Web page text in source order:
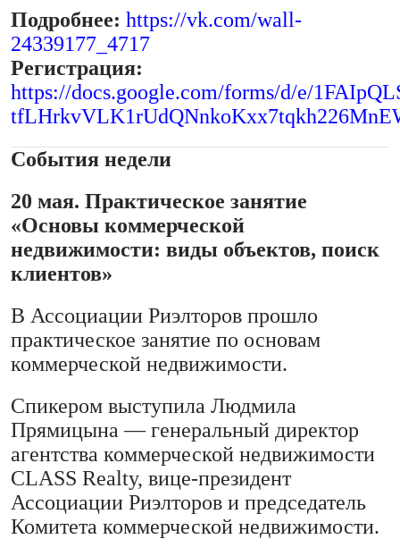
Подробнее: https://vk.com/wall-
24339177_4717
Регистрация:
https://docs.google.com/forms/d/e/
События недели
20 мая. Практическое занятие
«Основы коммерческой
недвижимости: виды объектов, поиск
клиентов»
В Ассоциации Риэлторов прошло
практическое занятие по основам
коммерческой недвижимости.
Спикером выступила Людмила
Прямицына — генеральный директор
агентства коммерческой недвижимости
CLASS Realty, вице-президент
Ассоциации Риэлторов и председатель
Комитета коммерческой недвижимости.